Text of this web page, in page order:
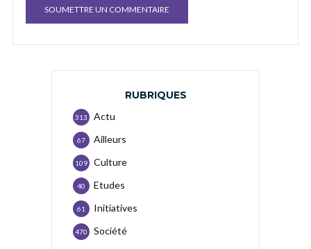
RUBRIQUES
Actu
313
Ailleurs
67
Culture
109
Etudes
40
Initiatives
61
Société
470